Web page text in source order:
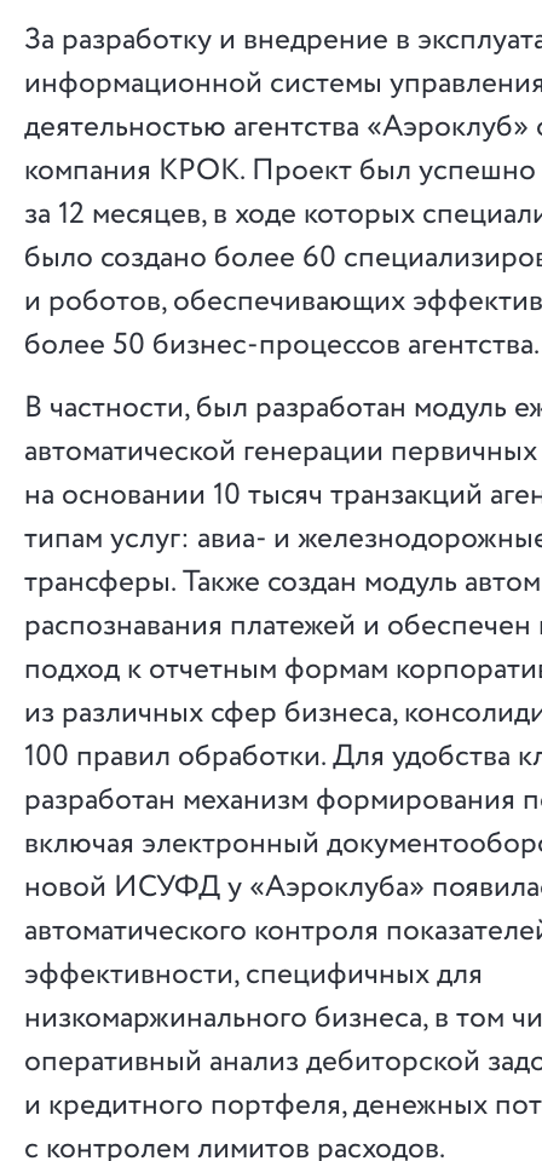
За разработку и внедрение в
информационной системы
деятельностью агентства «Аэроклуб»
компания КРОК. Проект был успешно
за 12 месяцев, в ходе которых
было создано более 60
и роботов, обеспечивающих
более 50 бизнес-процессов агентства.
В частности, был разработан модуль
автоматической генерации
на основании 10 тысяч транзакций
типам услуг: авиа- и
трансферы. Также создан модуль
распознавания платежей и
подход к отчетным формам
из различных сфер бизнеса,
100 правил обработки. Для удобства
разработан механизм формирования
включая электронный
новой ИСУФД у «Аэроклуба»
автоматического контроля
эффективности, специфичных для
низкомаржинального бизнеса, в том
оперативный анализ дебиторской
и кредитного портфеля, денежных
с контролем лимитов расходов.